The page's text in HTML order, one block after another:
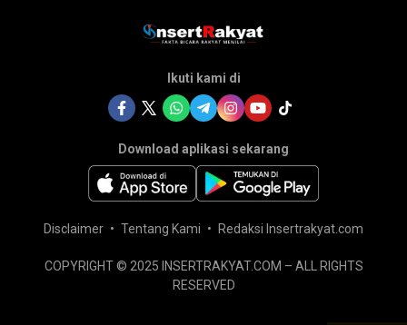
Ikuti kami di
Download aplikasi sekarang
Disclaimer Tentang Kami Redaksi Insertrakyat.com
COPYRIGHT © 2025 INSERTRAKYAT.COM – ALL RIGHTS
RESERVED